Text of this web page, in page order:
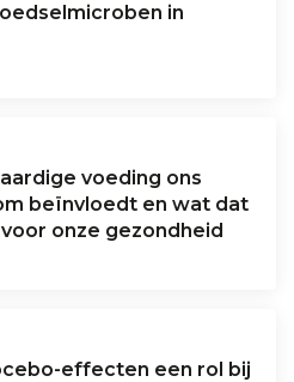
in
voeding ons
beïnvloedt en wat dat
onze gezondheid
effecten een rol bij